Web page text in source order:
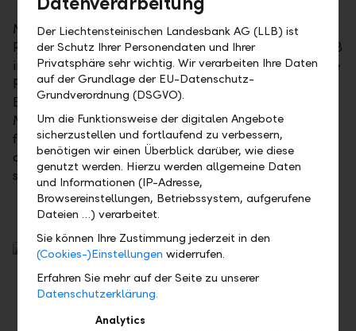
Mit Bluebones, Patric Scott und dem Daydance mit
Raumfrequenz verwandelte sich der Innenhof der LLB
im Vaduzer Städtle drei Tage lang in eine einzigartige
Festival-Location. Von mitreissenden Rock- und
Bluesklängen über gefühlvolle Pop- und Soul-
Momente bis hin zu elektronischen Beats unter
freiem Himmel war für jeden Musikgeschmack etwas
dabei. Gemeinsam wurde getanzt, gefeiert und das
sommerliche Ambiente mitten in Vaduz genossen.
Der Liechtensteinischen Landesbank AG (LLB) ist
der Schutz Ihrer Personendaten und Ihrer
Privatsphäre sehr wichtig. Wir verarbeiten Ihre Daten
auf der Grundlage der EU-Datenschutz-
Grundverordnung (DSGVO).
Um die Funktionsweise der digitalen Angebote
sicherzustellen und fortlaufend zu verbessern,
benötigen wir einen Überblick darüber, wie diese
genutzt werden. Hierzu werden allgemeine Daten
und Informationen (IP-Adresse,
Browsereinstellungen, Betriebssystem, aufgerufene
Dateien …) verarbeitet.
Sie können Ihre Zustimmung jederzeit in den
(Cookies-)Einstellungen widerrufen.
Erfahren Sie mehr auf der Seite zu unserer
Datenschutzerklärung.
Analytics